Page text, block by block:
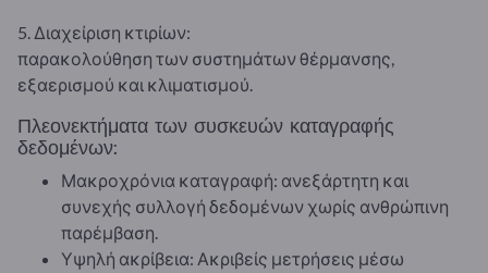
5. Διαχείριση κτιρίων:
παρακολούθηση των συστημάτων θέρμανσης,
εξαερισμού και κλιματισμού.
Πλεονεκτήματα των συσκευών καταγραφής
δεδομένων:
Μακροχρόνια καταγραφή: ανεξάρτητη και
συνεχής συλλογή δεδομένων χωρίς ανθρώπινη
παρέμβαση.
Υψηλή ακρίβεια: Ακριβείς μετρήσεις μέσω